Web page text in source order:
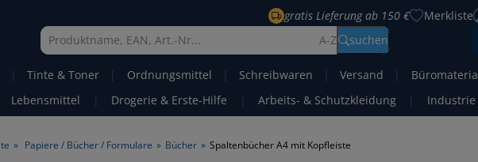
gratis Lieferung ab 150 € Merkliste
A-Z
suchen
| Tinte & Toner | Ordnungsmittel | Schreibwaren | Versand |
Lebensmittel | Drogerie & Erste-Hilfe | Arbeits- & Schutzkleidung | Industrie
» Papiere / Bücher / Formulare » Bücher » Spaltenbücher A4 mit Kopfleiste